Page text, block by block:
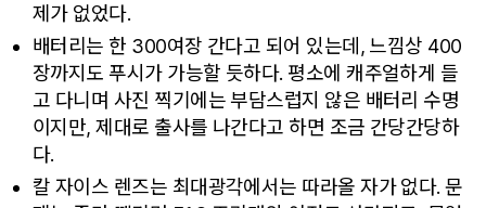
제가 없었다.
배터리는 한 300여장 간다고 되어 있는데, 느낌상 400
장까지도 푸시가 가능할 듯하다. 평소에 캐주얼하게 들
고 다니며 사진 찍기에는 부담스럽지 않은 배터리 수명
이지만, 제대로 출사를 나간다고 하면 조금 간당간당하
다.
칼 자이스 렌즈는 최대광각에서는 따라올 자가 없다. 문